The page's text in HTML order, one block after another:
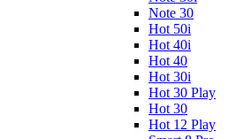
Note 30
Hot 50i
Hot 40i
Hot 40
Hot 30i
Hot 30 Play
Hot 30
Hot 12 Play